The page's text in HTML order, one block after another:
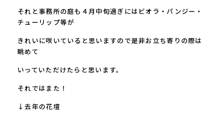
それと事務所の庭も４月中旬過ぎにはビオラ・パンジー・
チューリップ等が
きれいに咲いていると思いますので是非お立ち寄りの際は
眺めて
いっていただけたらと思います。
それではまた！
↓去年の花壇